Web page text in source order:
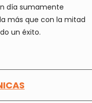
día sumamente
más que con la mitad
un éxito.